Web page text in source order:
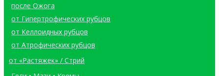
после Ожога
от Гипертрофических рубцов
от Келлоидных рубцов
от Атрофических рубцов
от «Растяжек» / Стрий